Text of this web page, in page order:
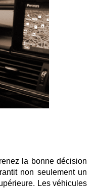
la bonne décision
non seulement un
Les véhicules